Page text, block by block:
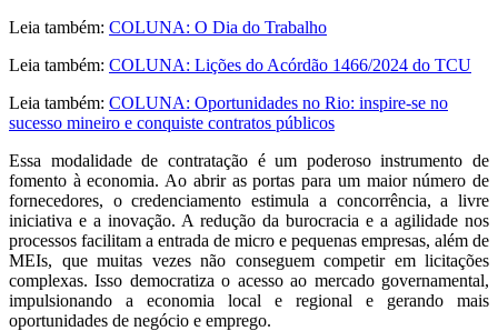
Leia também: COLUNA: O Dia do Trabalho
Leia também: COLUNA: Lições do Acórdão 1466/2024 do TCU
Leia também: COLUNA: Oportunidades no Rio: inspire-se no
sucesso mineiro e conquiste contratos públicos
Essa modalidade de contratação é um poderoso instrumento de
fomento à economia. Ao abrir as portas para um maior número de
fornecedores, o credenciamento estimula a concorrência, a livre
iniciativa e a inovação. A redução da burocracia e a agilidade nos
processos facilitam a entrada de micro e pequenas empresas, além de
MEIs, que muitas vezes não conseguem competir em licitações
complexas. Isso democratiza o acesso ao mercado governamental,
impulsionando a economia local e regional e gerando mais
oportunidades de negócio e emprego.